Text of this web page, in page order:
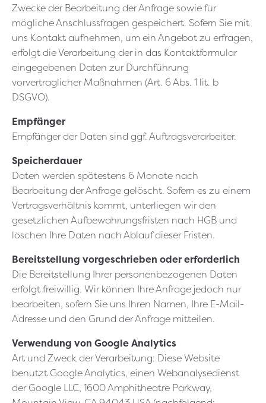
Zwecke der Bearbeitung der Anfrage sowie für
mögliche Anschlussfragen gespeichert. Sofern Sie mit
uns Kontakt aufnehmen, um ein Angebot zu erfragen,
erfolgt die Verarbeitung der in das Kontaktformular
eingegebenen Daten zur Durchführung
vorvertraglicher Maßnahmen (Art. 6 Abs. 1 lit. b
DSGVO).
Empfänger
Empfänger der Daten sind ggf. Auftragsverarbeiter.
Speicherdauer
Daten werden spätestens 6 Monate nach
Bearbeitung der Anfrage gelöscht. Sofern es zu einem
Vertragsverhältnis kommt, unterliegen wir den
gesetzlichen Aufbewahrungsfristen nach HGB und
löschen Ihre Daten nach Ablauf dieser Fristen.
Bereitstellung vorgeschrieben oder erforderlich
Die Bereitstellung Ihrer personenbezogenen Daten
erfolgt freiwillig. Wir können Ihre Anfrage jedoch nur
bearbeiten, sofern Sie uns Ihren Namen, Ihre E-Mail-
Adresse und den Grund der Anfrage mitteilen.
Verwendung von Google Analytics
Art und Zweck der Verarbeitung: Diese Website
benutzt Google Analytics, einen Webanalysedienst
der Google LLC, 1600 Amphitheatre Parkway,